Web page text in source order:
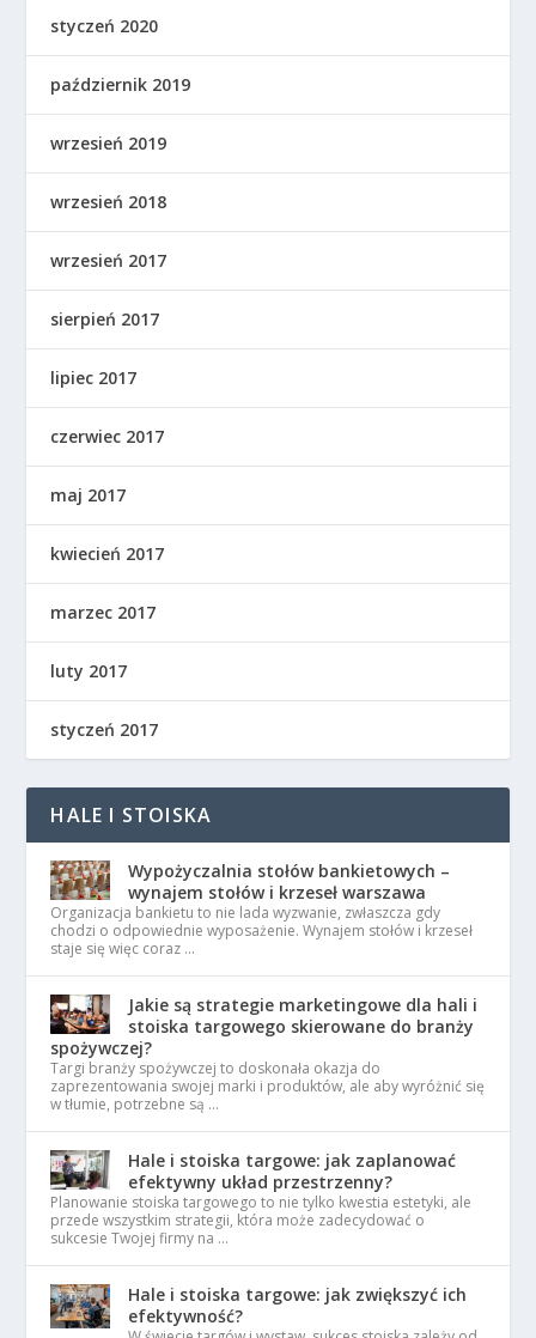
styczeń 2020
październik 2019
wrzesień 2019
wrzesień 2018
wrzesień 2017
sierpień 2017
lipiec 2017
czerwiec 2017
maj 2017
kwiecień 2017
marzec 2017
luty 2017
styczeń 2017
HALE I STOISKA
Wypożyczalnia stołów bankietowych –
wynajem stołów i krzeseł warszawa
Organizacja bankietu to nie lada wyzwanie, zwłaszcza gdy
chodzi o odpowiednie wyposażenie. Wynajem stołów i krzeseł
staje się więc coraz …
Jakie są strategie marketingowe dla hali i
stoiska targowego skierowane do branży
spożywczej?
Targi branży spożywczej to doskonała okazja do
zaprezentowania swojej marki i produktów, ale aby wyróżnić się
w tłumie, potrzebne są …
Hale i stoiska targowe: jak zaplanować
efektywny układ przestrzenny?
Planowanie stoiska targowego to nie tylko kwestia estetyki, ale
przede wszystkim strategii, która może zadecydować o
sukcesie Twojej firmy na …
Hale i stoiska targowe: jak zwiększyć ich
efektywność?